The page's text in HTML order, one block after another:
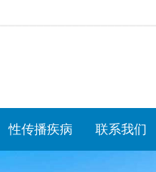
性传播疾病 联系我们